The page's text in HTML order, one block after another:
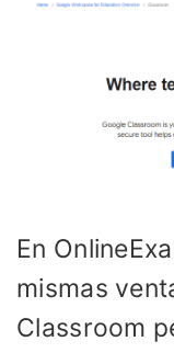
En
mismas
Classroom